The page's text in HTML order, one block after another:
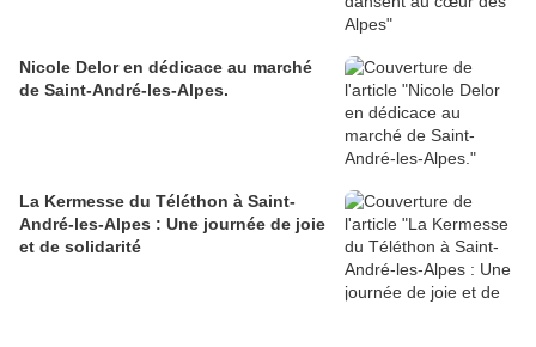
Nicole Delor en dédicace au marché
de Saint-André-les-Alpes.
La Kermesse du Téléthon à Saint-
André-les-Alpes : Une journée de joie
et de solidarité